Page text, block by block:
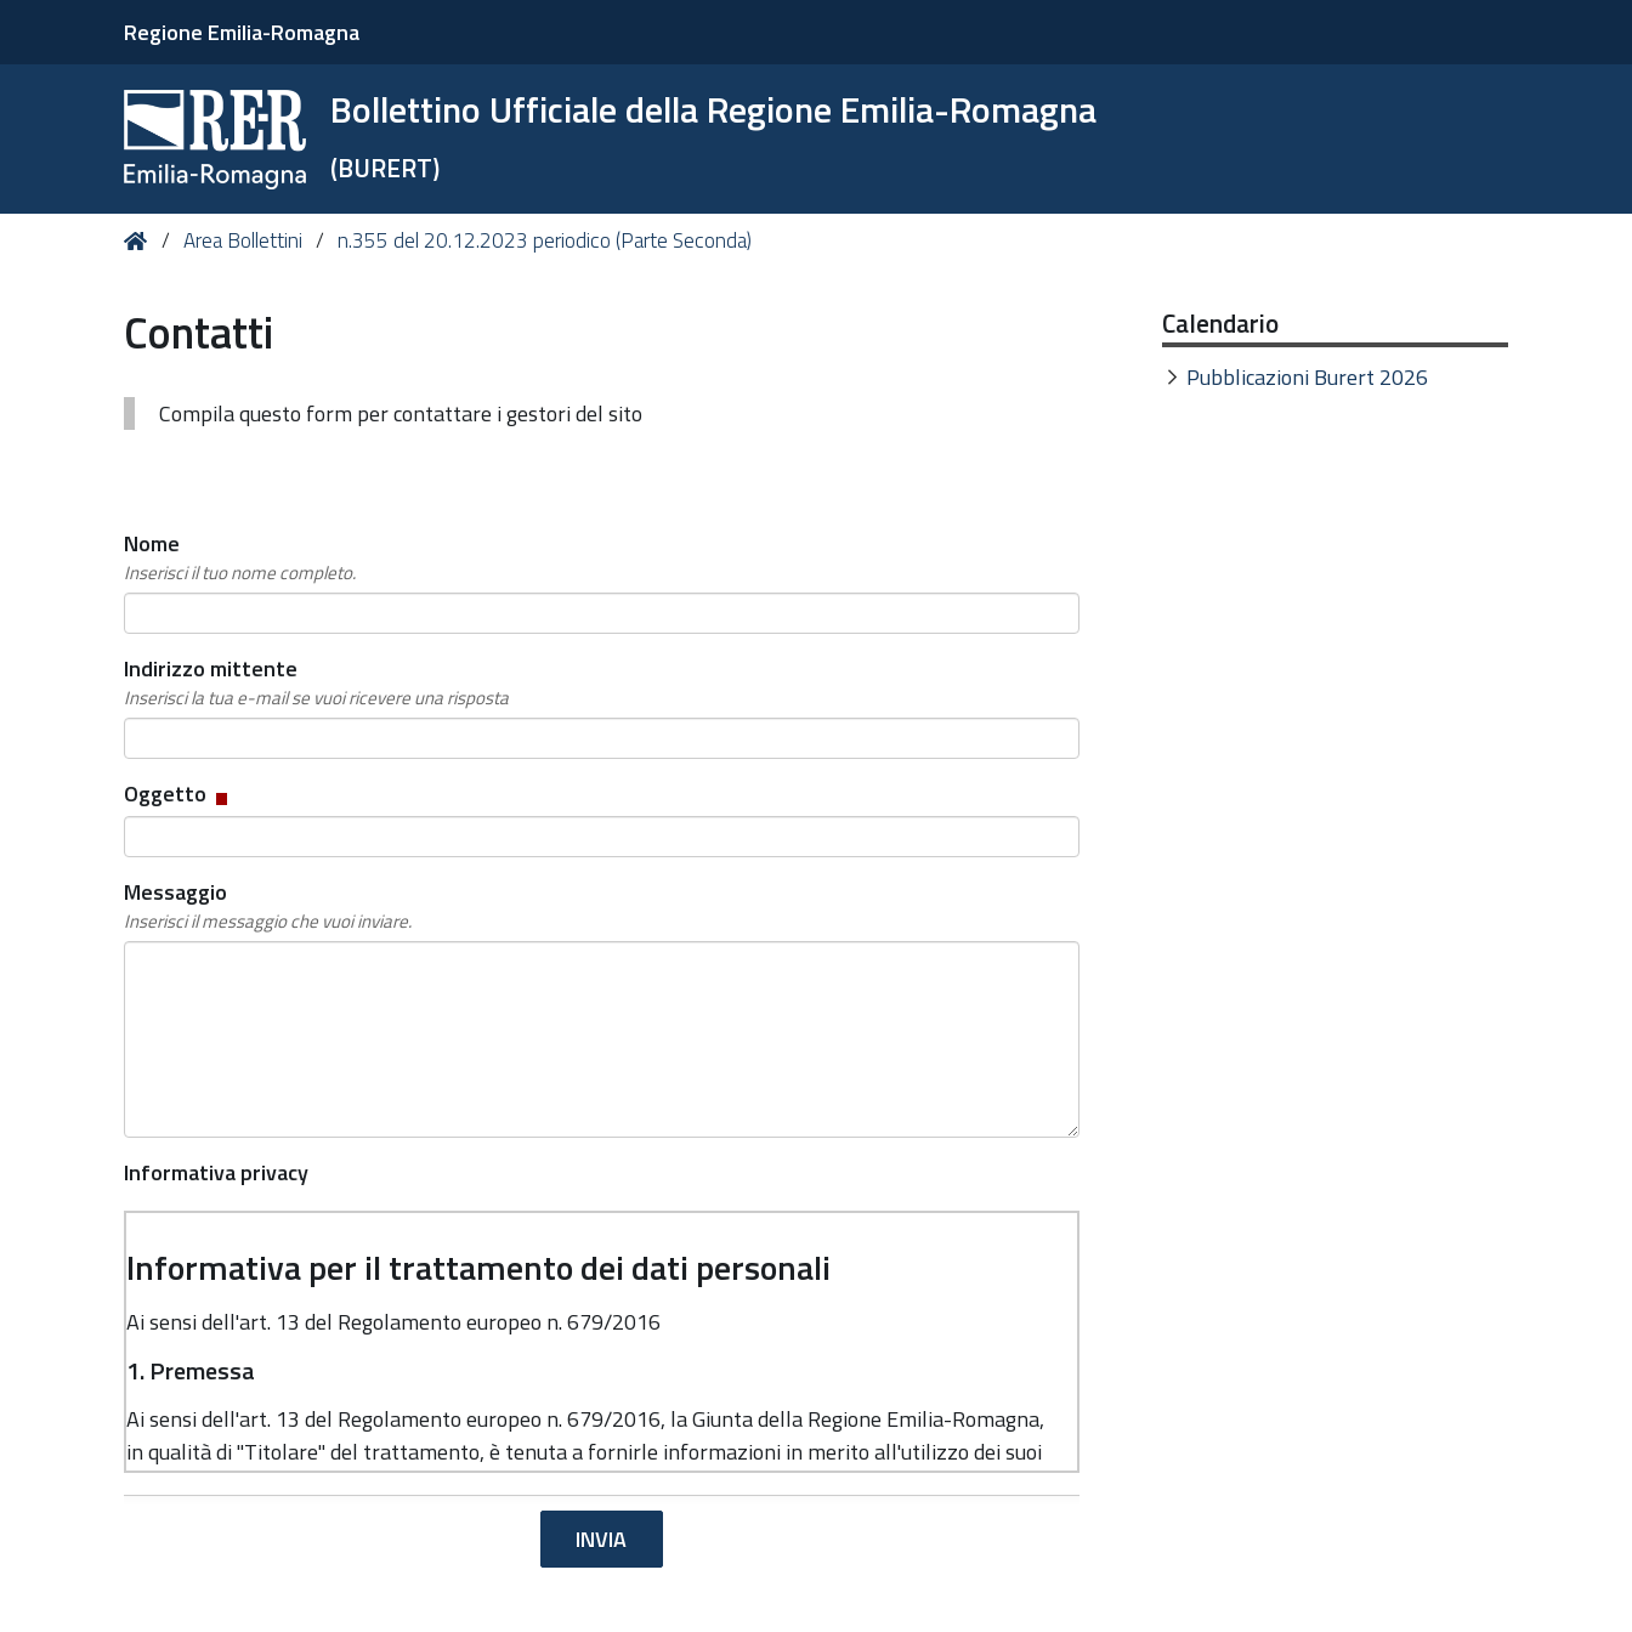
Regione Emilia-Romagna
Bollettino Ufficiale della Regione Emilia-Romagna
(BURERT)
Tu HomeArea Bollettini n.355 del 20.12.2023 periodico (Parte Seconda)
Contatti
Compila questo form per contattare i gestori del sito
Nome
Inserisci il tuo nome completo.
Indirizzo mittente
Inserisci la tua e-mail se vuoi ricevere una risposta
Oggetto Campo
obbligatorio
Messaggio
Inserisci il messaggio che vuoi inviare.
Informativa privacy
Informativa per il trattamento dei dati personali
Ai sensi dell'art. 13 del Regolamento europeo n. 679/2016
1. Premessa
Ai sensi dell'art. 13 del Regolamento europeo n. 679/2016, la Giunta della Regione Emilia-Romagna,
in qualità di "Titolare" del trattamento, è tenuta a fornirle informazioni in merito all'utilizzo dei suoi
2. Identità e dati di contatto del titolare del trattamento
Calendario
Pubblicazioni Burert 2026